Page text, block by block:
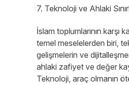
7. Teknoloji ve Ahlaki
İslam toplumlarının karşı
temel meselelerden biri,
gelişmelerin ve
ahlaki zafiyet ve değer
Teknoloji, araç olmanın